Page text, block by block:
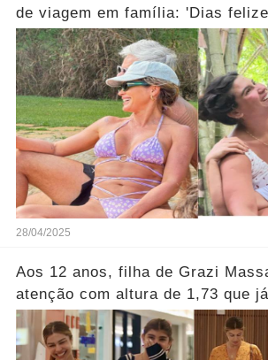
de viagem em família: 'Dias
28/04/2025
Aos 12 anos, filha de Grazi
atenção com altura de 1,73 que
altura da mãe